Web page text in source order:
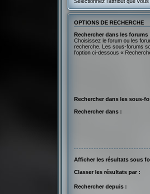
OPTIONS DE RECHERCHE
Rechercher dans les forums
Choisissez le forum ou les
recherche. Les sous-forums
l’option ci-dessous «
Rechercher dans les sous-
Rechercher dans :
Afficher les résultats sous
Classer les résultats par :
Rechercher depuis :